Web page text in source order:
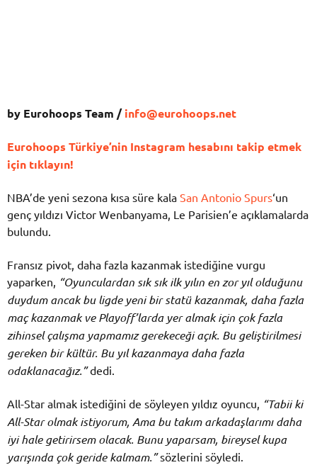
by Eurohoops Team /info@eurohoops.net
Eurohoops Türkiye’nin Instagram hesabını takip etmek
için tıklayın!
NBA’de yeni sezona kısa süre kala San Antonio Spurs‘un
genç yıldızı Victor Wenbanyama, Le Parisien’e açıklamalarda
bulundu.
Fransız pivot, daha fazla kazanmak istediğine vurgu
yaparken, “Oyunculardan sık sık ilk yılın en zor yıl olduğunu
duydum ancak bu ligde yeni bir statü kazanmak, daha fazla
maç kazanmak ve Playoff’larda yer almak için çok fazla
zihinsel çalışma yapmamız gerekeceği açık. Bu geliştirilmesi
gereken bir kültür. Bu yıl kazanmaya daha fazla
odaklanacağız.”dedi.
All-Star almak istediğini de söyleyen yıldız oyuncu, “Tabii ki
All-Star olmak istiyorum, Ama bu takım arkadaşlarımı daha
iyi hale getirirsem olacak. Bunu yaparsam, bireysel kupa
yarışında çok geride kalmam.”sözlerini söyledi.